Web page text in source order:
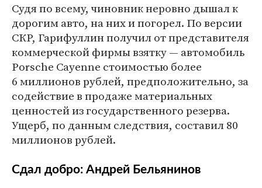
Судя по всему, чиновник неровно дышал к
дорогим авто, на них и погорел. По версии
СКР, Гарифуллин получил от представителя
коммерческой фирмы взятку — автомобиль
Porsche Cayenne стоимостью более
6 миллионов рублей, предположительно, за
содействие в продаже материальных
ценностей из государственного резерва.
Ущерб, по данным следствия, составил 80
миллионов рублей.
Сдал добро: Андрей Бельянинов